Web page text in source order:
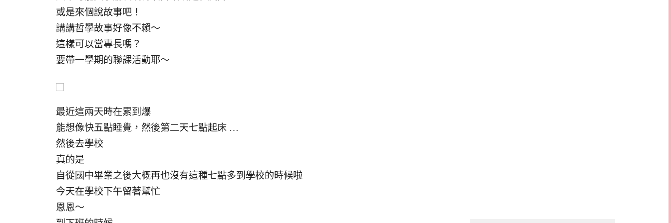
或是來個說故事吧！
講講哲學故事好像不賴～
這樣可以當專長嗎？
要帶一學期的聯課活動耶～
最近這兩天時在累到爆
能想像快五點睡覺，然後第二天七點起床 …
然後去學校
真的是
自從國中畢業之後大概再也沒有這種七點多到學校的時候啦
今天在學校下午留著幫忙
恩恩～